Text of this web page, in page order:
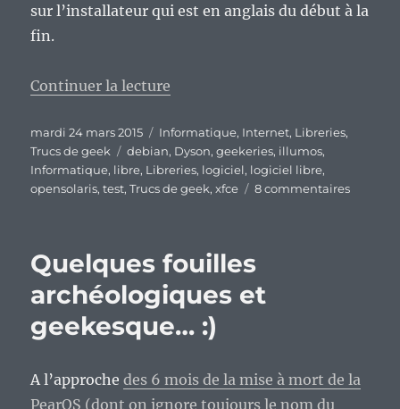
sur l’installateur qui est en anglais du début à la
fin.
Continuer la lecture
Publié
le
mardi 24 mars 2015 Catégories
Informatique, Internet, Libreries,
Trucs de geek
Étiquettes
debian, Dyson,geekeries, illumos,
Informatique, libre, Libreries, logiciel, logiciel libre,
opensolaris,test,Trucs de geek,xfce 8 commentairessur
vous
Quelques fouilles
archéologiques et
geekesque… :)
A l’approchedes 6 mois de la mise à mort de la
PearOS (dont on ignore toujours le nom du